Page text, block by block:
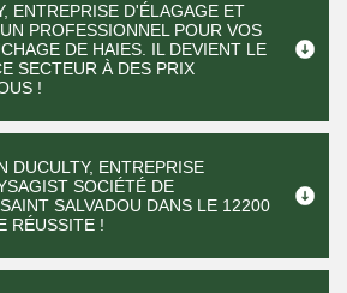
ENTREPRISE D'ÉLAGAGE ET
PROFESSIONNEL POUR VOS
DE HAIES. IL DEVIENT LE
SECTEUR À DES PRIX
!
DUCULTY, ENTREPRISE
SOCIÉTÉ DE
SALVADOU DANS LE 12200
RÉUSSITE !